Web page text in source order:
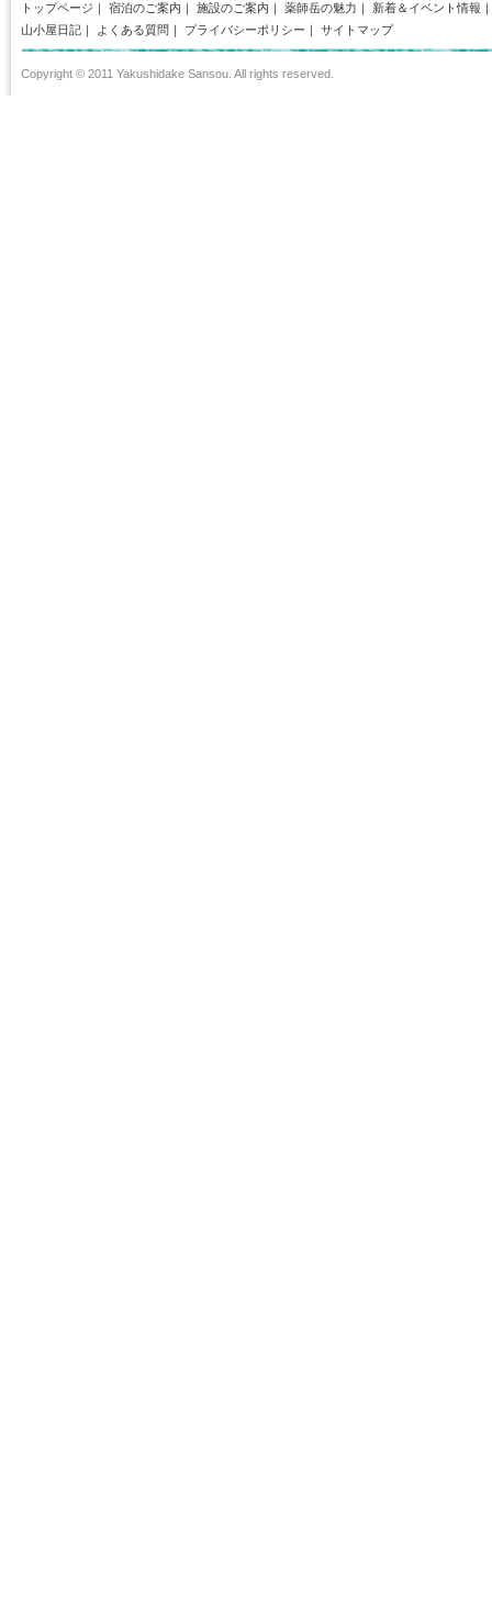
トップページ ｜ 宿泊のご案内 ｜ 施設のご案内 ｜ 薬師岳の魅力 ｜ 新着＆イベント情報 ｜
山小屋日記 ｜ よくある質問 ｜ プライバシーポリシー ｜ サイトマップ
Copyright © 2011 Yakushidake Sansou. All rights reserved.